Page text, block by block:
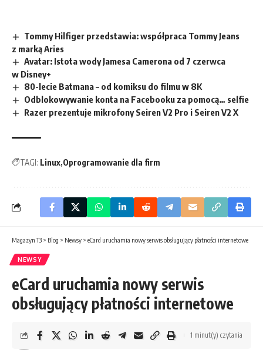
Tommy Hilfiger przedstawia: współpraca Tommy Jeans
z marką Aries
Avatar: Istota wody Jamesa Camerona od 7 czerwca
w Disney+
80-lecie Batmana – od komiksu do filmu w 8K
Odblokowywanie konta na Facebooku za pomocą… selfie
Razer prezentuje mikrofony Seiren V2 Pro i Seiren V2 X
TAGI: Linux Oprogramowanie dla firm
Magazyn T3 > Blog > Newsy > eCard uruchamia nowy serwis obsługujący płatności internetowe
NEWSY
eCard uruchamia nowy serwis
obsługujący płatności internetowe
1 minut(y) czytania